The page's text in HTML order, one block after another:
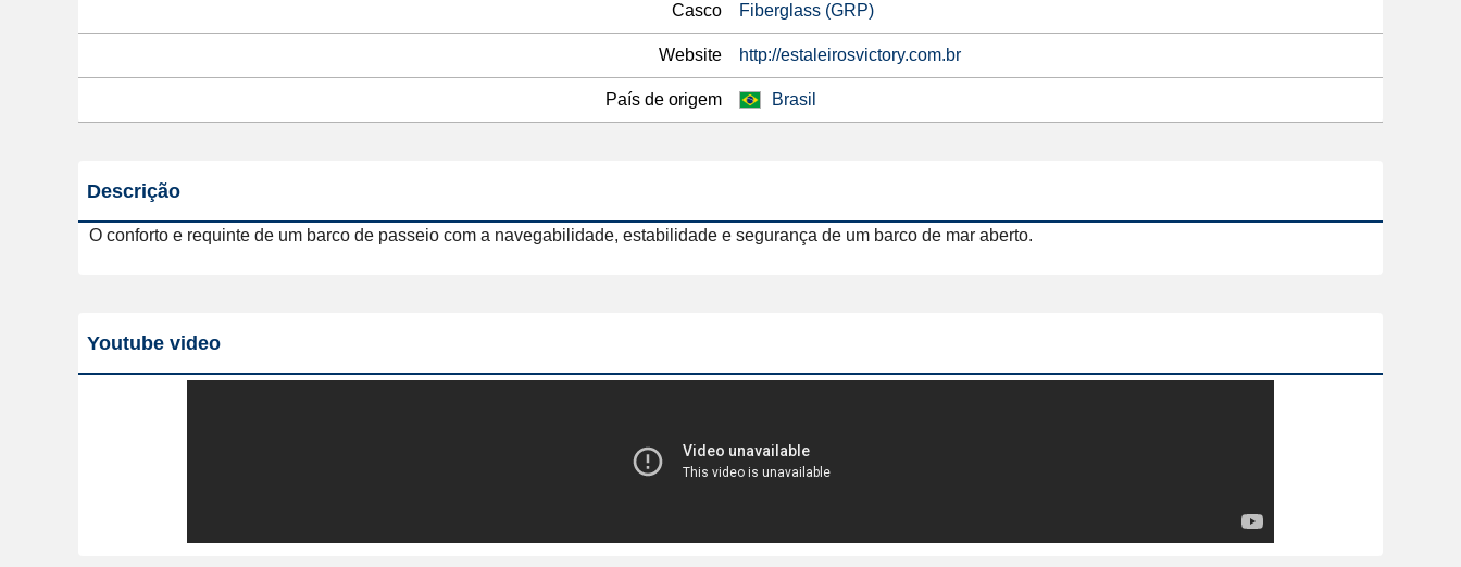
Casco Fiberglass (GRP)
Website http://estaleirosvictory.com.br
País de origem Brasil
Descrição
O conforto e requinte de um barco de passeio com a navegabilidade, estabilidade e segurança de um barco de mar aberto.
Youtube video